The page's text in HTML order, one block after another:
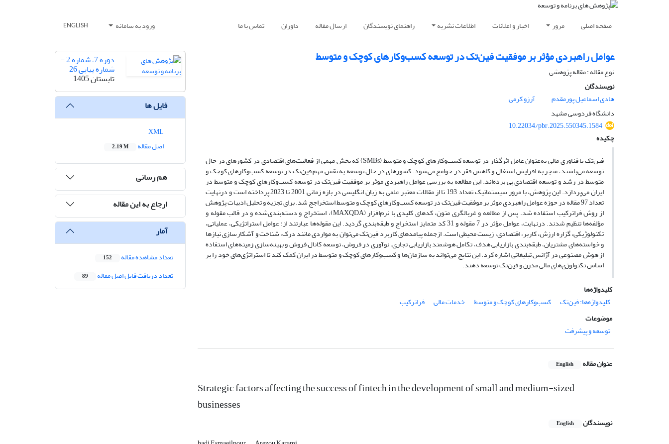
صفحه اصلی مرور اخبار و اعلانات اطلاعات نشریه راهنمای نویسندگان ارسال مقاله داوران تماس با ما ورود به سامانه ENGLISH
عوامل راهبردی مؤثر بر موفقیت فین‌تک در توسعه کسب‌وکارهای کوچک و متوسط
نوع مقاله : مقاله پژوهشی
نویسندگان
هادی اسماعیل پورمقدم
آرزو کرمی
دانشگاه فردوسی مشهد
10.22034/pbr.2025.550345.1584
چکیده
فین‌تک یا فناوری مالی به‌عنوان عامل اثرگذار در توسعه کسب‌وکارهای کوچک و متوسط (SMBs) که بخش مهمی از فعالیت‌های اقتصادی در کشورهای در حال
توسعه می‌باشند، منجر به افزایش اشتغال و کاهش فقر در جوامع می‌شود. کشورهای در حال توسعه به نقش مهم فین‌تک در توسعه کسب‌وکارهای کوچک و
متوسط در رشد و توسعه اقتصادی پی برده‌اند. این مطالعه به بررسی عوامل راهبردی موثر بر موفقیت فین‌تک در توسعه کسب‌وکارهای کوچک و متوسط در
ایران می‌پردازد. این پژوهش، با مرور سیستماتیک تعداد 193 تا از مقالات معتبر علمی به زبان انگلیسی در بازه زمانی 2001 تا 2023 پرداخته است و درنهایت
تعداد 97 مقاله در حوزه عوامل راهبردی موثر بر موفقیت فین‌تک در توسعه کسب‌وکارهای کوچک و متوسط استخراجج شد. برای تجزیه و تحلیل ادبیات پژوهش
از روش فراترکیب استفاده شد. پس از مطالعه و غربالگری متون، کدهای کلیدی با نرم‌افزار (MAXQDA)، استخراج و دسته‌بندی‌شده و در قالب مقوله و
مؤلفه‌ها تنظیم شدند. درنهایت، عوامل مؤثر در 7 مقوله و 31 کد متمایز استخراج و طبقه‌بندی گردید. این مقوله‌ها عبارتند از: عوامل استراتژیکی، عملیاتی،
تکنولوژیکی، گزاره ارزش، کاربر، اقتصادی، زیست محیطی است. ازجمله پیامدهای کاربرد فین‌تک می‌توان به مواردی مانند درک، شناخت و آشکارسازی نیازها
و خواسته‌های مشتریان، طبقه‌بندی بازاریابی هدف، تکامل هوشمند بازاریابی تجاری، نوآوری در فروش، توسعه کانال فروش و بهینه‌سازی زمینه‌های استفاده
از هوش مصنوعی در آژانس تبلیغاتی اشاره کرد. این نتایج می‌تواند به سازمان‌ها و کسب‌وکارهای کوچک و متوسط در ایران کمک کند تا استراتژی‌های خود را بر
اساس تکنولوژی‌های مالی مدرن و فین‌تک توسعه دهند.
کلیدواژه‌ها
کلیدواژه‌ها: فین‌تک
کسب‌وکارهای کوچک و متوسط خدمات مالی
فراترکیب
موضوعات
توسعه و پیشرفت
عنوان مقاله English
Strategic factors affecting the success of fintech in the development of small and medium-sized
businesses
نویسندگان English
دوره 7، شماره 2 -
شماره پیاپی 26
تابستان 1405
فایل ها
اصل مقاله
2.19 M
هم رسانی
ارجاع به این مقاله
آمار
تعداد مشاهده مقاله 152
تعداد دریافت فایل اصل مقاله 89